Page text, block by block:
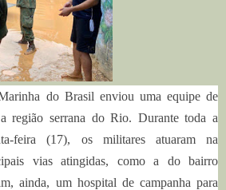
do Brasil enviou uma equipe de
região serrana do Rio. Durante toda a
feira (17), os militares atuaram na
vias atingidas, como a do bairro
ainda, um hospital de campanha para